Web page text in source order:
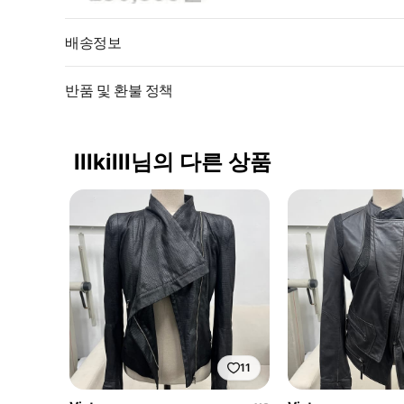
배송정보
반품 및 환불 정책
lllkilll님의 다른 상품
11